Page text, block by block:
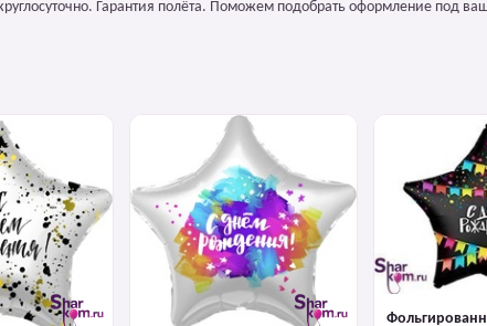
Гарантия полёта. Поможем подобрать оформление под